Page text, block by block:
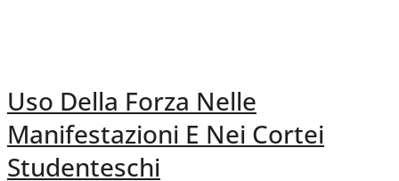
Uso Della Forza Nelle
Manifestazioni E Nei Cortei
Studenteschi